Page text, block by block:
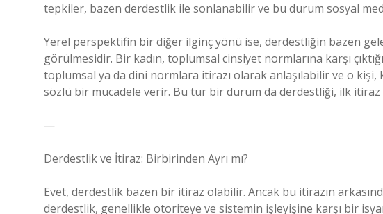
tepkiler, bazen derdestlik ile sonlanabilir ve bu durum sosyal
Yerel perspektifin bir diğer ilginç yönü ise, derdestliğin bazen
görülmesidir. Bir kadın, toplumsal cinsiyet normlarına karşı
toplumsal ya da dini normlara itirazı olarak anlaşılabilir ve o kişi,
sözlü bir mücadele verir. Bu tür bir durum da derdestliği, ilk
—
Derdestlik ve İtiraz: Birbirinden Ayrı mı?
Evet, derdestlik bazen bir itiraz olabilir. Ancak bu itirazın
derdestlik, genellikle otoriteye ve sistemin işleyişine karşı bir